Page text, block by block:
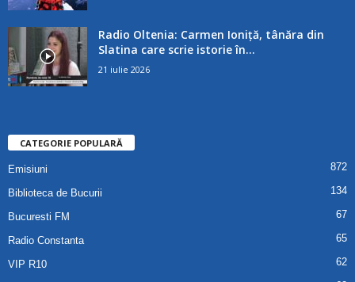
Radio Oltenia: Carmen Ioniță, tânăra din
Slatina care scrie istorie în...
21 iulie 2026
CATEGORIE POPULARĂ
Emisiuni 872
Biblioteca de Bucurii 134
Bucuresti FM 67
Radio Constanta 65
VIP R10 62